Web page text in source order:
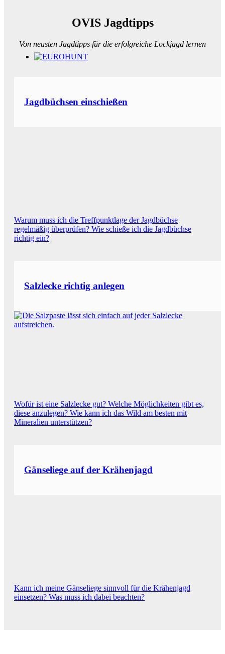
OVIS Jagdtipps
Von neusten Jagdtipps für die erfolgreiche Lockjagd lernen
Jagdbüchsen einschießen
Warum muss ich die Treffpunktlage der Jagdbüchse
regelmäßig überprüfen? Wie schieße ich die Jagdbüchse
richtig ein?
Salzlecke richtig anlegen
Wofür ist eine Salzlecke gut? Welche Möglichkeiten gibt es,
diese anzulegen? Wie kann ich das Wild am besten mit
Mineralien unterstützen?
Gänseliege auf der Krähenjagd
Kann ich meine Gänseliege sinnvoll für die Krähenjagd
einsetzen? Was muss ich dabei beachten?